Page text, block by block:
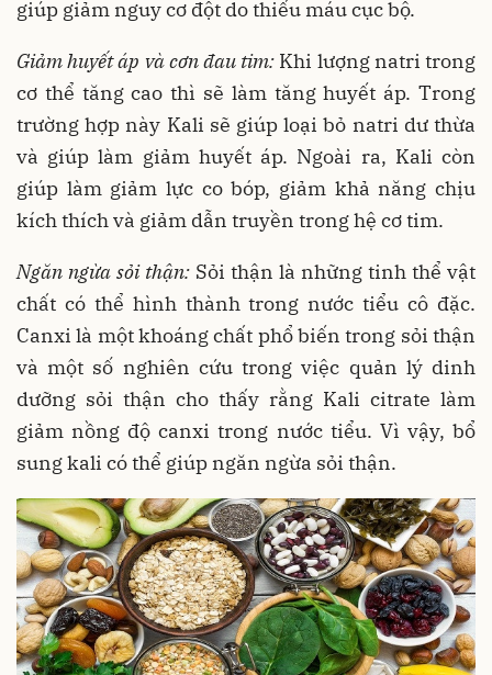
giúp giảm nguy cơ đột do thiếu máu cục bộ.
Giảm huyết áp và cơn đau tim: Khi lượng natri trong
cơ thể tăng cao thì sẽ làm tăng huyết áp. Trong
trường hợp này Kali sẽ giúp loại bỏ natri dư thừa
và giúp làm giảm huyết áp. Ngoài ra, Kali còn
giúp làm giảm lực co bóp, giảm khả năng chịu
kích thích và giảm dẫn truyền trong hệ cơ tim.
Ngăn ngừa sỏi thận: Sỏi thận là những tinh thể vật
chất có thể hình thành trong nước tiểu cô đặc.
Canxi là một khoáng chất phổ biến trong sỏi thận
và một số nghiên cứu trong việc quản lý dinh
dưỡng sỏi thận cho thấy rằng Kali citrate làm
giảm nồng độ canxi trong nước tiểu. Vì vậy, bổ
sung kali có thể giúp ngăn ngừa sỏi thận.